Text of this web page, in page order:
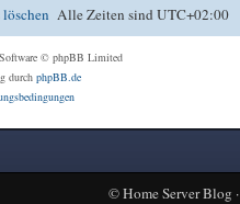
Alle Zeiten sindUTC+02:00
© phpBB Limited
durch phpBB.de
©Home Server Blog